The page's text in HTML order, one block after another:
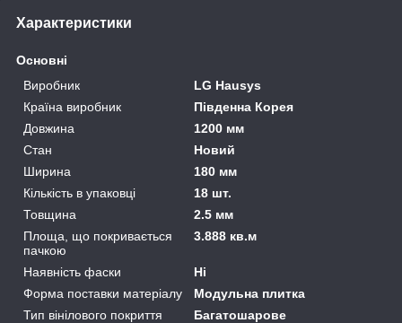
Характеристики
Основні
Виробник
LG Hausys
Країна виробник
Південна Корея
Довжина
1200 мм
Стан
Новий
Ширина
180 мм
Кількість в упаковці
18 шт.
Товщина
2.5 мм
Площа, що покривається
пачкою
3.888 кв.м
Наявність фаски
Ні
Форма поставки матеріалу
Модульна плитка
Тип вінілового покриття
Багатошарове